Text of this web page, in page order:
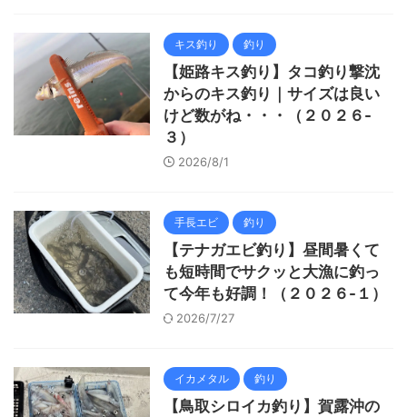
キス釣り 釣り
【姫路キス釣り】タコ釣り撃沈
からのキス釣り｜サイズは良い
けど数がね・・・（２０２６-
３）
2026/8/1
手長エビ 釣り
【テナガエビ釣り】昼間暑くて
も短時間でサクッと大漁に釣っ
て今年も好調！（２０２６-１）
2026/7/27
イカメタル 釣り
【鳥取シロイカ釣り】賀露沖の